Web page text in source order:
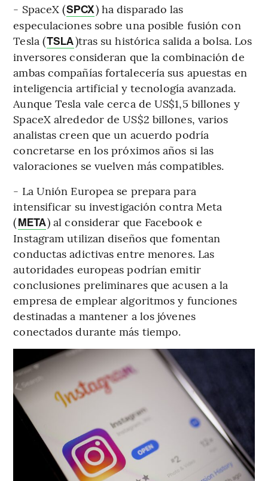
- SpaceX (SPCX) ha disparado las
especulaciones sobre una posible fusión con
Tesla (TSLA)tras su histórica salida a bolsa. Los
inversores consideran que la combinación de
ambas compañías fortalecería sus apuestas en
inteligencia artificial y tecnología avanzada.
Aunque Tesla vale cerca de US$1,5 billones y
SpaceX alrededor de US$2 billones, varios
analistas creen que un acuerdo podría
concretarse en los próximos años si las
valoraciones se vuelven más compatibles.
- La Unión Europea se prepara para
intensificar su investigación contra Meta
(META) al considerar que Facebook e
Instagram utilizan diseños que fomentan
conductas adictivas entre menores. Las
autoridades europeas podrían emitir
conclusiones preliminares que acusen a la
empresa de emplear algoritmos y funciones
destinadas a mantener a los jóvenes
conectados durante más tiempo.